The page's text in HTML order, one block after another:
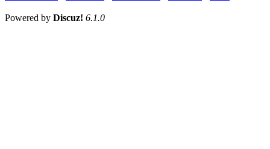
Powered by Discuz! 6.1.0